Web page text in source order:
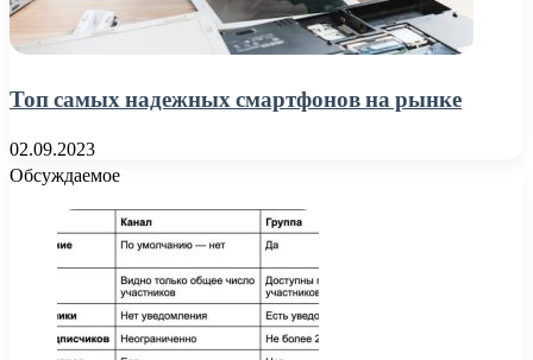
Топ самых надежных смартфонов на рынке
02.09.2023
Обсуждаемое